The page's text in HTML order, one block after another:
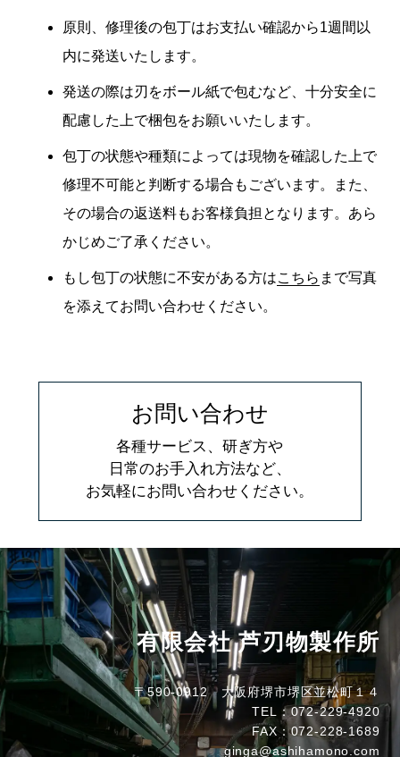
原則、修理後の包丁はお支払い確認から1週間以
内に発送いたします。
発送の際は刃をボール紙で包むなど、十分安全に
配慮した上で梱包をお願いいたします。
包丁の状態や種類によっては現物を確認した上で
修理不可能と判断する場合もございます。また、
その場合の返送料もお客様負担となります。あら
かじめご了承ください。
もし包丁の状態に不安がある方はこちら まで写真
を添えてお問い合わせください。
お問い合わせ
各種サービス、研ぎ方や
日常のお手入れ方法など、
お気軽にお問い合わせください。
有限会社 芦刃物製作所
〒590-0912 大阪府堺市堺区並松町１４
TEL：072-229-4920
FAX：072-228-1689
ginga@ashihamono.com